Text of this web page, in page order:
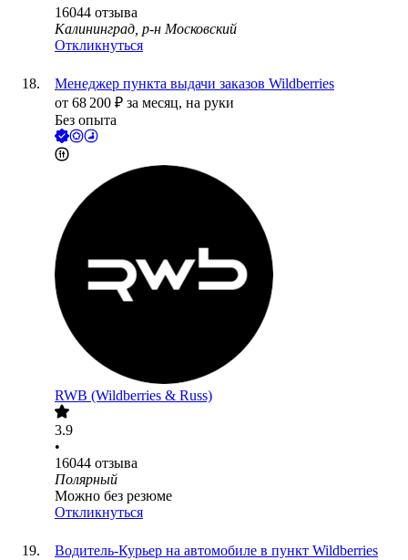
16044 отзыва
Калининград, р-н Московский
Откликнуться
Менеджер пункта выдачи заказов Wildberries
от 68 200 ₽ за месяц, на руки
Без опыта
RWB (Wildberries & Russ)
3.9
•
16044 отзыва
Полярный
Можно без резюме
Откликнуться
Водитель-Курьер на автомобиле в пункт Wildberries